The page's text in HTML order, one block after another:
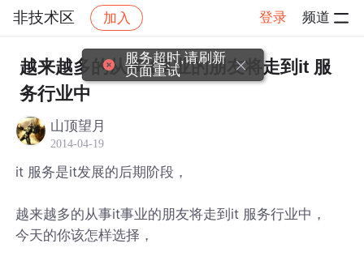
非技术区 加入 登录 频道
社区 非技术区 帖子详情
越来越多的从事it事业的朋友将走到it 服
务行业中
山顶望月
2014-04-19
it 服务是it发展的后期阶段，
越来越多的从事it事业的朋友将走到it 服务行业中，
今天的你该怎样选择，
服务超时,请刷新
页面重试